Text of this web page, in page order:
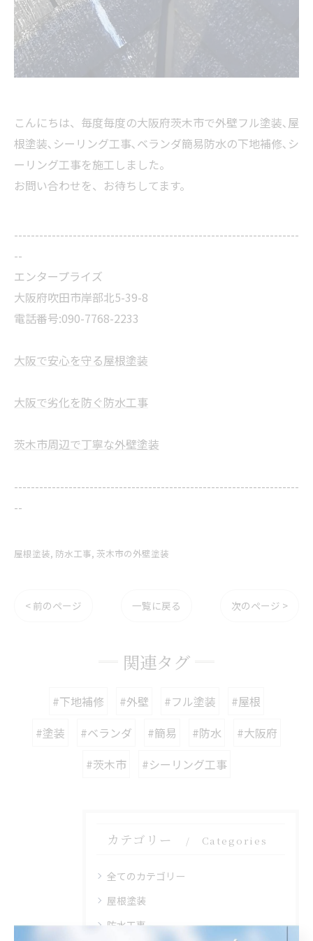
こんにちは、毎度毎度の大阪府茨木市で外壁フル塗装､屋
根塗装､シーリング工事､ベランダ簡易防水の下地補修､シ
ーリング工事を施工しました。
お問い合わせを、お待ちしてます。
--------------------------------------------------------------------
--
エンタープライズ
大阪府吹田市岸部北5-39-8
電話番号:090-7768-2233
大阪で安心を守る屋根塗装
大阪で劣化を防ぐ防水工事
茨木市周辺で丁寧な外壁塗装
--------------------------------------------------------------------
--
屋根塗装 防水工事 茨木市の外壁塗装
< 前のページ 一覧に戻る 次のページ >
関連タグ
#下地補修 #外壁 #フル塗装
#屋根
#塗装
#ベランダ #簡易 #防水
#大阪府
#茨木市
#シーリング工事
カテゴリー Categories
全てのカテゴリー
屋根塗装
防水工事